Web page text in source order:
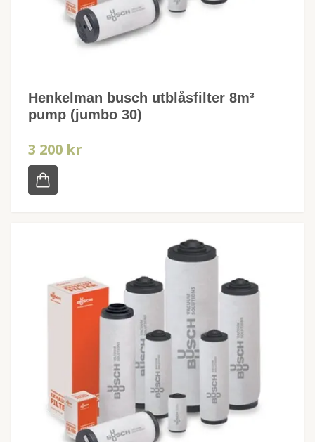
Henkelman busch utblåsfilter 8m³
pump (jumbo 30)
3 200 kr